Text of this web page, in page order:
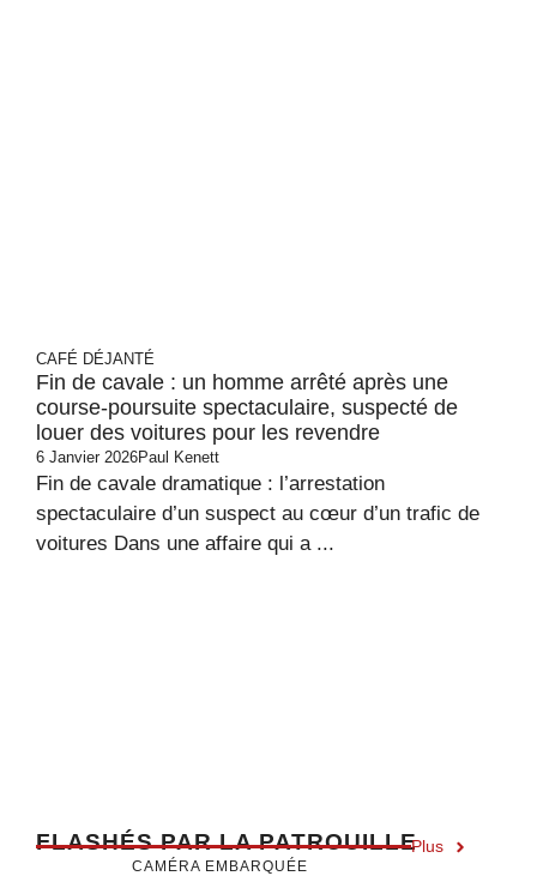
CAFÉ DÉJANTÉ
Fin de cavale : un homme arrêté après une
course-poursuite spectaculaire, suspecté de
louer des voitures pour les revendre
6 Janvier 2026Paul Kenett
Fin de cavale dramatique : l’arrestation
spectaculaire d’un suspect au cœur d’un trafic de
voitures Dans une affaire qui a ...
FLASHÉS PAR LA PATROUILLEPlus
CAMÉRA EMBARQUÉE